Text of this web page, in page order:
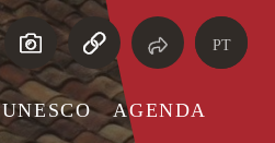
UNESCO AGENDA
PT